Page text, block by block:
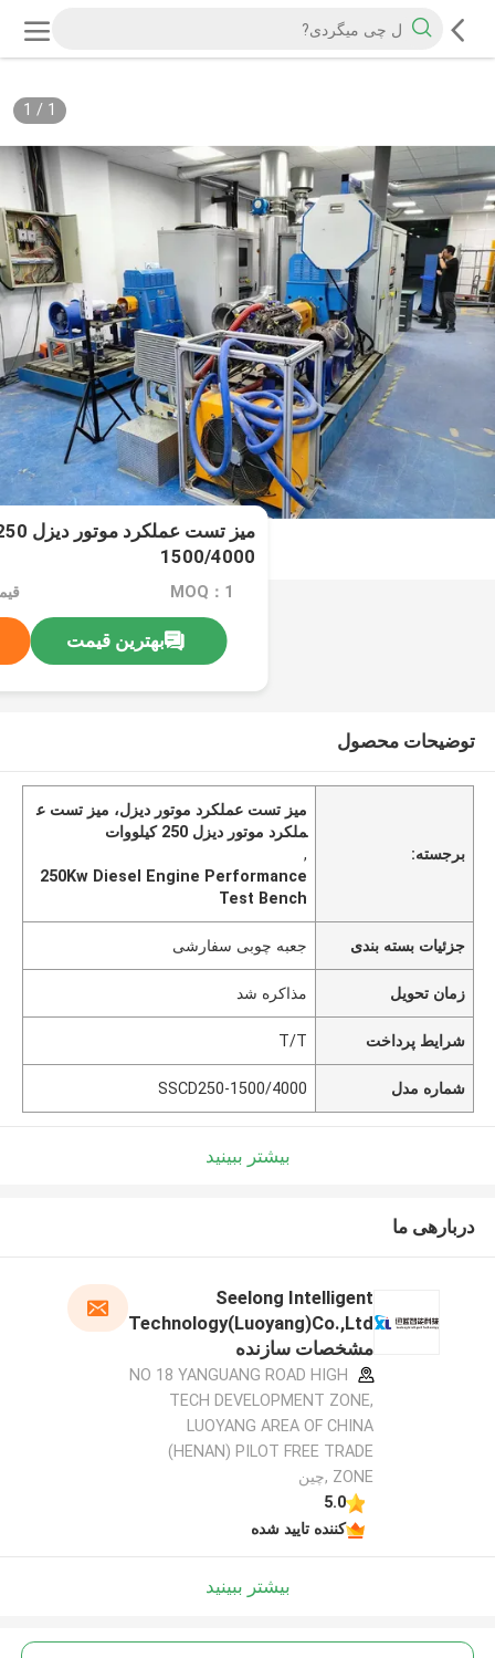
1
/
1
1500/4000
MOQ：1
بهترین قیمت
توضیحات محصول
برجسته:
میز تست عملکرد موتور دیزل، میز تست ع
ملکرد موتور دیزل 250 کیلووات
,
250Kw Diesel Engine Performance
Test Bench
جزئیات بسته بندی جعبه چوبی سفارشی
زمان تحویل مذاکره شد
شرایط پرداخت T/T
شماره مدل SSCD250-1500/4000
بیشتر ببینید
دربارهی ما
Seelong Intelligent
Technology(Luoyang)Co.,Ltd
مشخصات سازنده
NO 18 YANGUANG ROAD HIGH
TECH DEVELOPMENT ZONE,
LUOYANG AREA OF CHINA
(HENAN) PILOT FREE TRADE
ZONE ,چین
5.0
کننده تایید شده
بیشتر ببینید